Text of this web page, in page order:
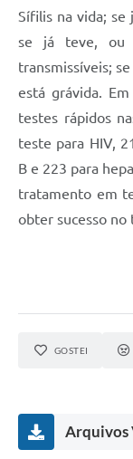
Sífilis na vida;
se já teve, ou
transmissíveis;
está grávida.
testes rápidos
teste para HIV,
B e 223 para
tratamento em
obter sucesso
GOSTEI
Arquivos